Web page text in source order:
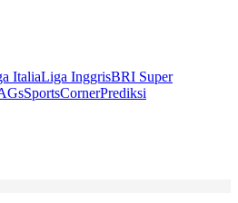
ItaliaLiga InggrisBRI Super
SportsCornerPrediksi